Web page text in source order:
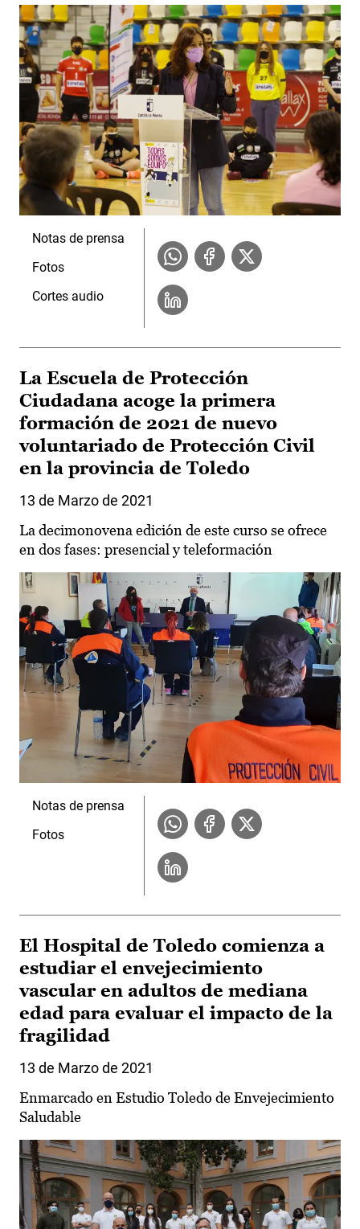
Notas de prensa
Fotos
Cortes audio
La Escuela de Protección
Ciudadana acoge la primera
formación de 2021 de nuevo
voluntariado de Protección Civil
en la provincia de Toledo
13 de Marzo de 2021
La decimonovena edición de este curso se ofrece
en dos fases: presencial y teleformación
Notas de prensa
Fotos
El Hospital de Toledo comienza a
estudiar el envejecimiento
vascular en adultos de mediana
edad para evaluar el impacto de la
fragilidad
13 de Marzo de 2021
Enmarcado en Estudio Toledo de Envejecimiento
Saludable